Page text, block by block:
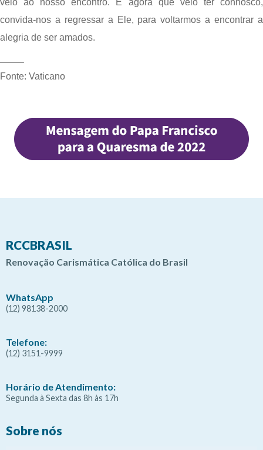
veio ao nosso encontro. E agora que veio ter connosco,
convida-nos a regressar a Ele, para voltarmos a encontrar a
alegria de ser amados.
——–
Fonte: Vaticano
RCCBRASIL
Renovação Carismática Católica do Brasil
WhatsApp
(12) 98138-2000
Telefone:
(12) 3151-9999
Horário de Atendimento:
Segunda à Sexta das 8h às 17h
Sobre nós